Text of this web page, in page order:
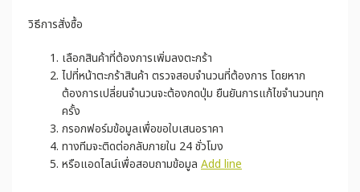
วิธีการสั่งซื้อ
เลือกสินค้าที่ต้องการเพิ่มลงตะกร้า
ไปที่หน้าตะกร้าสินค้า ตรวจสอบจำนวนที่ต้องการ โดยหาก
ต้องการเปลี่ยนจำนวนจะต้องกดปุ่ม ยืนยันการแก้ไขจำนวนทุก
ครั้ง
กรอกฟอร์มข้อมูลเพื่อขอใบเสนอราคา
ทางทีมจะติดต่อกลับภายใน 24 ชั่วโมง
หรือแอดไลน์เพื่อสอบถามข้อมูล Add line